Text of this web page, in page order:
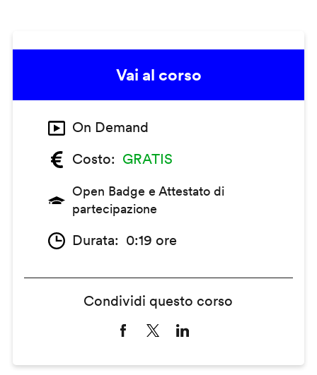
Vai al corso
On Demand
Costo
GRATIS
Open Badge e Attestato di
partecipazione
Durata 0:19 ore
Condividi questo corso